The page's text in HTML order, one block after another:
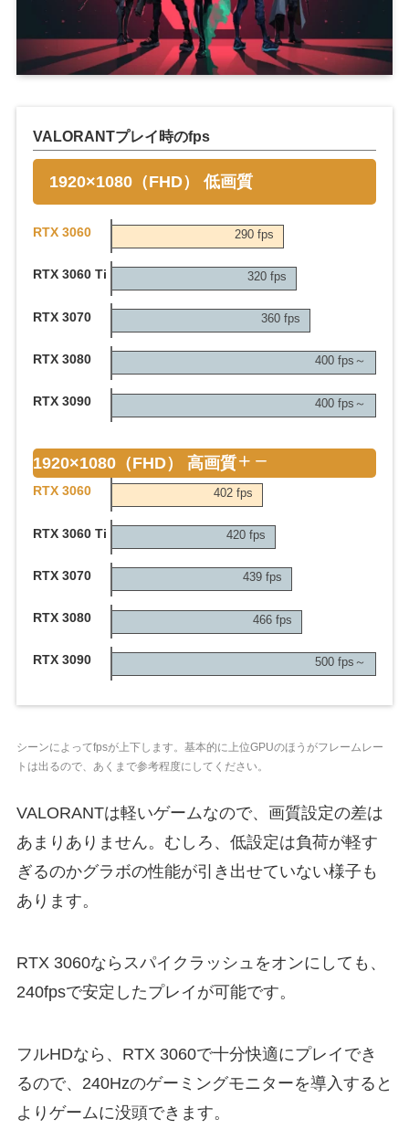
VALORANTプレイ時のfps
1920×1080（FHD） 低画質
RTX 3060 290 fps
RTX 3060 Ti 320 fps
RTX 3070 360 fps
RTX 3080 400 fps～
RTX 3090 400 fps～
1920×1080（FHD） 高画質
RTX 3060 402 fps
RTX 3060 Ti 420 fps
RTX 3070 439 fps
RTX 3080 466 fps
RTX 3090 500 fps～
シーンによってfpsが上下します。基本的に上位GPUのほうがフレームレー
トは出るので、あくまで参考程度にしてください。
VALORANTは軽いゲームなので、画質設定の差は
あまりありません。むしろ、低設定は負荷が軽す
ぎるのかグラボの性能が引き出せていない様子も
あります。
RTX 3060ならスパイクラッシュをオンにしても、
240fpsで安定したプレイが可能です。
フルHDなら、RTX 3060で十分快適にプレイでき
るので、240Hzのゲーミングモニターを導入すると
よりゲームに没頭できます。